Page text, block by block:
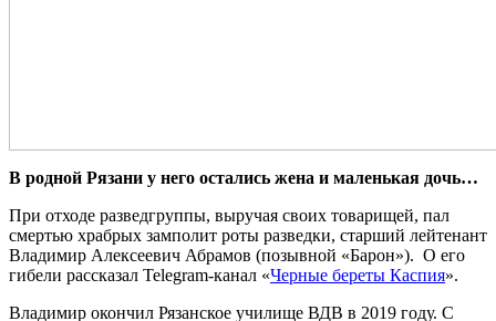
В родной Рязани у него остались жена и маленькая дочь…
При отходе разведгруппы, выручая своих товарищей, пал
смертью храбрых замполит роты разведки, старший лейтенант
Владимир Алексеевич Абрамов (позывной «Барон»). О его
гибели рассказал Telegram-канал «Черные береты Каспия».
Владимир окончил Рязанское училище ВДВ в 2019 году. С